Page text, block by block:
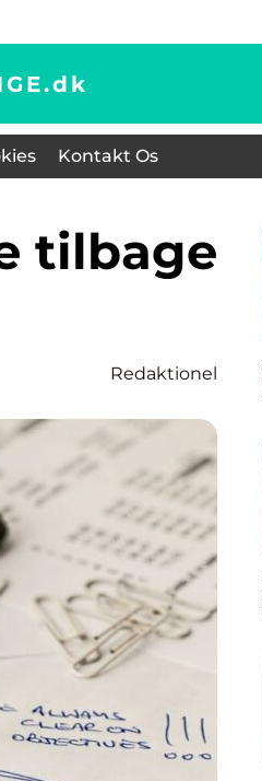
dk
Kontakt Os
Redaktionel